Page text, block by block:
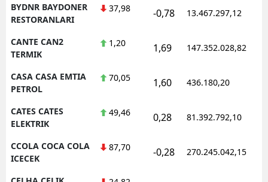
BYDNR BAYDONER
RESTORANLARI
37,98 -0,78 13.467.297,12
CANTE CAN2
TERMIK
1,20 1,69 147.352.028,82
CASA CASA EMTIA
PETROL
70,05 1,60 436.180,20
CATES CATES
ELEKTRIK
49,46 0,28 81.392.792,10
CCOLA COCA COLA
ICECEK
87,70 -0,28 270.245.042,15